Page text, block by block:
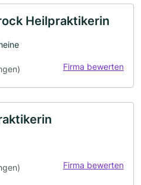
Heilpraktikerin
Firma bewerten
Firma bewerten